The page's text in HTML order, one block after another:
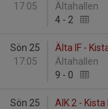
17:05
Ältahallen
4 - 2
Sön 25
17:05
Älta IF -
Ältahallen
9 - 0
Sön 25
AIK 2 - Kista